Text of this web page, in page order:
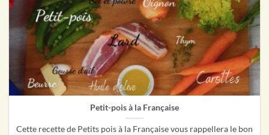
Petit-pois à la Française
Cette recette de Petits pois à la Française vous rappellera le bon